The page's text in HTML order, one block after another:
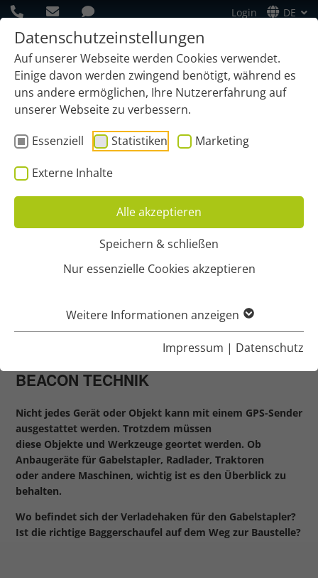
Datenschutzeinstellungen
Auf unserer Webseite werden Cookies verwendet.
Einige davon werden zwingend benötigt, während es
uns andere ermöglichen, Ihre Nutzererfahrung auf
unserer Webseite zu verbessern.
Essenziell
Statistiken Marketing
Externe Inhalte
Alle akzeptieren
Speichern & schließen
Nur essenzielle Cookies akzeptieren
Weitere Informationen anzeigen
Impressum | Datenschutz
Login DE
Anbaugeräte
ORTUNG FÜR
ANBAUGERÄTE
GPS-ORTUNG MIT TELEMATIK UND
BEACON TECHNIK
Nicht jedes Gerät oder Objekt kann mit einem GPS-Sender
ausgestattet werden. Trotzdem müssen
diese Objekte und Werkzeuge geortet werden. Ob
Anbaugeräte für Gabelstapler, Radlader, Traktoren
oder andere Maschinen, wichtig ist es den Überblick zu
behalten.
Wo befindet sich der Verladehaken für den Gabelstapler?
Ist die richtige Baggerschaufel auf dem Weg zur Baustelle?